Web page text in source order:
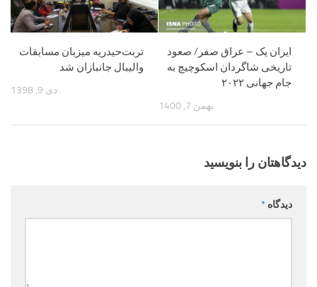
تربت‌حیدریه میزبان مسابقات
والیبال جانبازان شد
دی 9, 1398
ایران یک – عراق صفر/ صعود
تاریخی شاگردان اسکوچیچ به
جام‌ جهانی ۲۰۲۲
بهمن 7, 1400
دیدگاهتان را بنویسید
دیدگاه *